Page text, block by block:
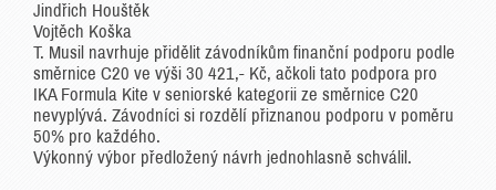
Jindřich Houštěk
Vojtěch Koška
T. Musil navrhuje přidělit závodníkům finanční podporu podle
směrnice C20 ve výši 30 421,- Kč, ačkoli tato podpora pro
IKA Formula Kite v seniorské kategorii ze směrnice C20
nevyplývá. Závodníci si rozdělí přiznanou podporu v poměru
50% pro každého.
Výkonný výbor předložený návrh jednohlasně schválil.